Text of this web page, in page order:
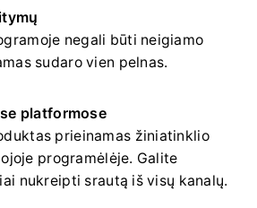
negali būti neigiamo
sudaro vien pelnas.
platformose
prieinamas žiniatinklio
programėlėje. Galite
nukreipti srautą iš visų kanalų.